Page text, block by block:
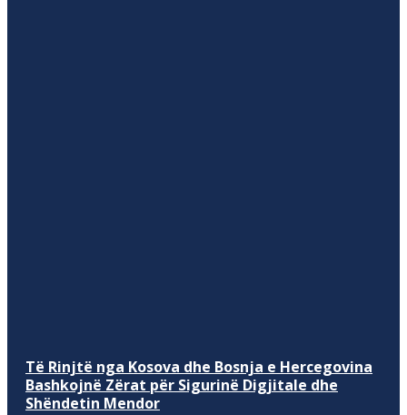
Të Rinjtë nga Kosova dhe Bosnja e Hercegovina
Bashkojnë Zërat për Sigurinë Digjitale dhe
Shëndetin Mendor